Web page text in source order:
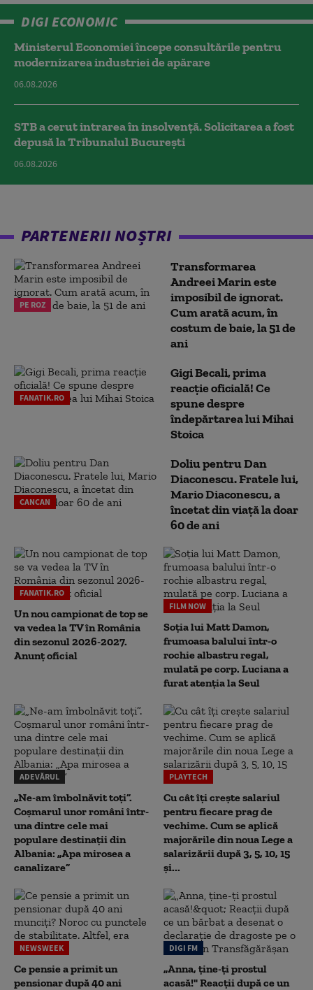
DIGI ECONOMIC
Ministerul Economiei începe consultările pentru
modernizarea industriei de apărare
06.08.2026
STB a cerut intrarea în insolvență. Solicitarea a fost
depusă la Tribunalul București
06.08.2026
PARTENERII NOȘTRI
PE ROZ
Transformarea
Andreei Marin este
imposibil de ignorat.
Cum arată acum, în
costum de baie, la 51 de
ani
FANATIK.RO
Gigi Becali, prima
reacție oficială! Ce
spune despre
îndepărtarea lui Mihai
Stoica
CANCAN
Doliu pentru Dan
Diaconescu. Fratele lui,
Mario Diaconescu, a
încetat din viață la doar
60 de ani
FANATIK.RO
Un nou campionat de top se
va vedea la TV în România
din sezonul 2026-2027.
Anunț oficial
FILM NOW
Soția lui Matt Damon,
frumoasa balului într-o
rochie albastru regal,
mulată pe corp. Luciana a
furat atenția la Seul
ADEVĂRUL
„Ne-am îmbolnăvit toți”.
Coșmarul unor români într-
una dintre cele mai
populare destinații din
Albania: „Apa mirosea a
canalizare”
PLAYTECH
Cu cât îți crește salariul
pentru fiecare prag de
vechime. Cum se aplică
majorările din noua Lege a
salarizării după 3, 5, 10, 15
și...
NEWSWEEK
Ce pensie a primit un
pensionar după 40 ani
DIGI FM
„Anna, ţine-ţi prostul
acasă!" Reacţii după ce un